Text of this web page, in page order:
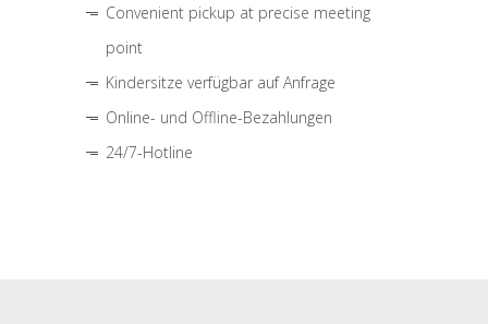
Convenient pickup at precise meeting
point
Kindersitze verfügbar auf Anfrage
Online- und Offline-Bezahlungen
24/7-Hotline